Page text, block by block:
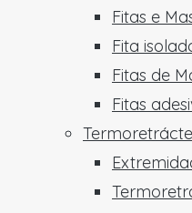
Fitas e
Fita
Fitas de
Fitas